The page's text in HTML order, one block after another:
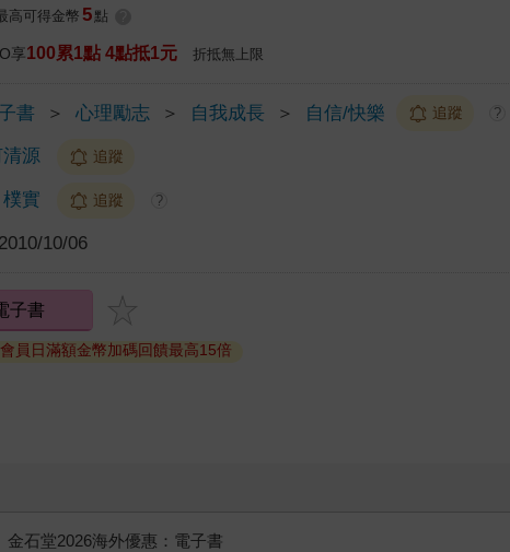
高可得金幣 5 點
享100累1點 4點抵1元 折抵無上限
書 ＞ 心理勵志 ＞ 自我成長 ＞ 自信/快樂 追蹤 ?
源 追蹤
樸實 追蹤 ?
2010/10/06
子書
員日滿額金幣加碼回饋最高15倍
2026金石堂暑假漫博〈你好，我吃一點〉第二波